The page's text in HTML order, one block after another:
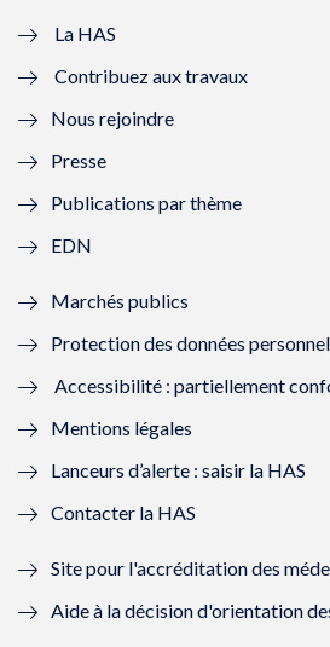
l
l
f
n
ê
t
r
e
)
e
e
n
ê
r
)
ê
t
e
La HAS
Contribuez aux travaux
Nous rejoindre
Presse
Publications par thème
EDN
Marchés publics
Protection des données
Accessibilité : partiellement
Mentions légales
Lanceurs d’alerte : saisir la HAS
Contacter la HAS
Site pour l'accréditation des
Aide à la décision d'orientation